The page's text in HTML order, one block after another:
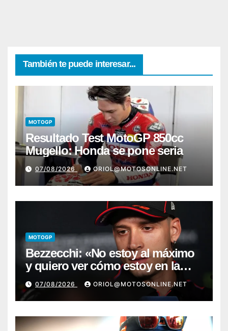
También te puede interesar...
MOTOGP
Resultado Test MotoGP 850cc
Mugello: Honda se pone seria
07/08/2026 ORIOL@MOTOSONLINE.NET
MOTOGP
Bezzecchi: «No estoy al máximo
y quiero ver cómo estoy en la
moto; desde Aragón será una
guerra»
07/08/2026 ORIOL@MOTOSONLINE.NET